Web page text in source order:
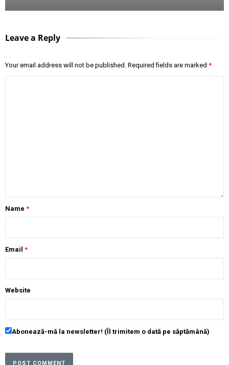
Leave a Reply
Your email address will not be published. Required fields are marked *
Name *
Email *
Website
Abonează-mă la newsletter! (Îl trimitem o dată pe săptămână)